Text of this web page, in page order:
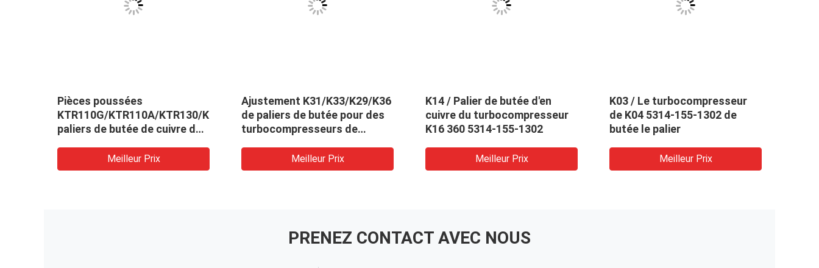
Pièces poussées
KTR110G/KTR110A/KTR130/KTR90,
paliers de butée de cuivre de
Meilleur Prix
Ajustement K31/K33/K29/K36
de paliers de butée pour des
turbocompresseurs de
Meilleur Prix
K14 / Palier de butée d'en
cuivre du turbocompresseur
K16 360 5314-155-1302
Meilleur Prix
K03 / Le turbocompresseur
de K04 5314-155-1302 de
butée le palier
Meilleur Prix
PRENEZ CONTACT AVEC NOUS